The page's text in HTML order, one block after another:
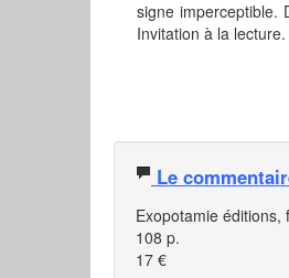
signe imperceptible.
Invitation à la lecture.
Le
Exopotamie éditions,
108 p.
17 €